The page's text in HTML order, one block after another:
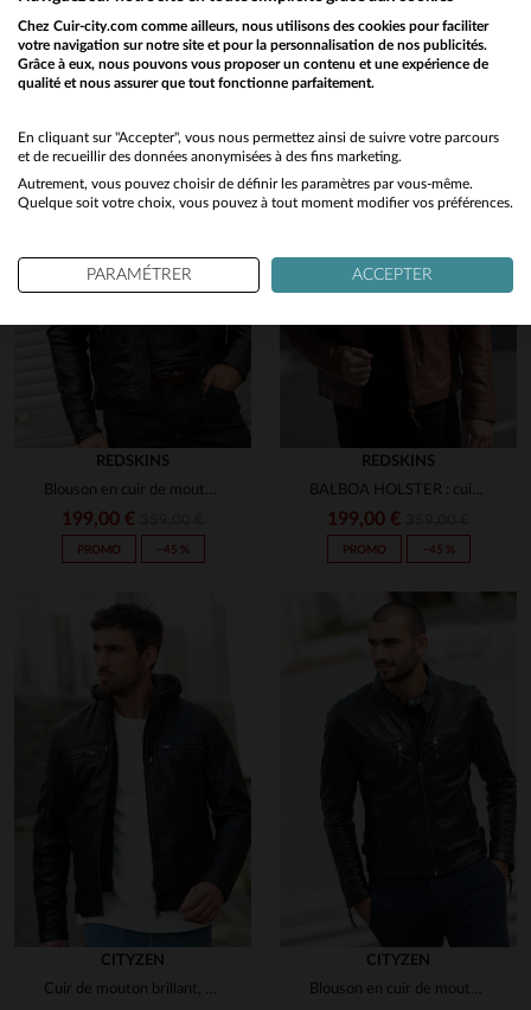
Découvrez ces produits similaires sélectionnés pour vous
REDSKINS
Blouson en cuir de mouton noir, coupe slimfit et détails matelassés.
199,00 €
PROMO −45 %
REDSKINS
BALBOA HOLSTER : cuir de mouton cognac, coupe slimfit et style motard.
199,00 €
PROMO −45 %
CITYZEN
Cuir de mouton brillant, capuche amovible pour varier les looks.
CITYZEN
Blouson en cuir de mouton noir, ajusté pour un style urbain.
Would you like to be redirected to our English site?
No
Yes
Chez Cuir-city.com comme ailleurs, nous utilisons des cookies pour faciliter
votre navigation sur notre site et pour la personnalisation de nos publicités.
Grâce à eux, nous pouvons vous proposer un contenu et une expérience de
qualité et nous assurer que tout fonctionne parfaitement.
En cliquant sur "Accepter", vous nous permettez ainsi de suivre votre parcours
et de recueillir des données anonymisées à des fins marketing.
Autrement, vous pouvez choisir de définir les paramètres par vous-même.
Quelque soit votre choix, vous pouvez à tout moment modifier vos préférences.
PARAMÉTRER ACCEPTER